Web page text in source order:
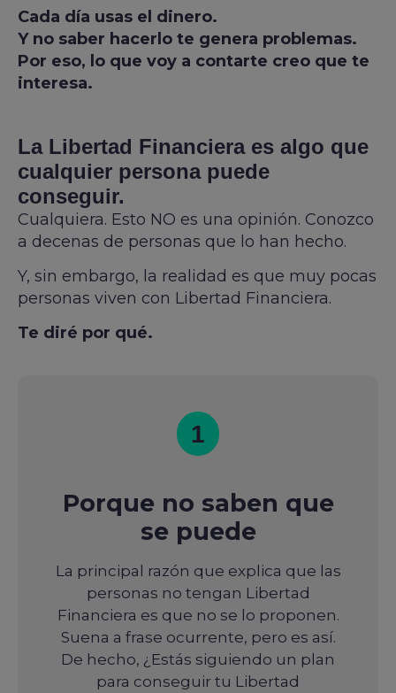
Cada día usas el dinero.
Y no saber hacerlo te genera problemas.
Por eso, lo que voy a contarte creo que te
interesa.
La Libertad Financiera es algo que
cualquier persona puede
conseguir.
Cualquiera. Esto NO es una opinión. Conozco
a decenas de personas que lo han hecho.
Y, sin embargo, la realidad es que muy pocas
personas viven con Libertad Financiera.
Te diré por qué.
1
Porque no saben que
se puede
La principal razón que explica que las
personas no tengan Libertad
Financiera es que no se lo proponen.
Suena a frase ocurrente, pero es así.
De hecho, ¿Estás siguiendo un plan
para conseguir tu Libertad